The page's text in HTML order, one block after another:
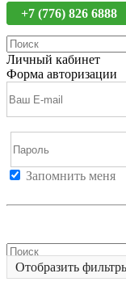
+7 (776) 826 6888
Личный кабинет
Форма авторизации
Запомнить меня
Отобразить